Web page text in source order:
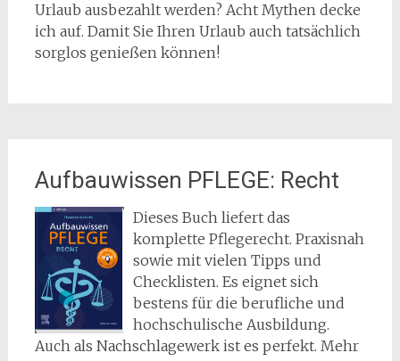
Urlaub ausbezahlt werden? Acht Mythen decke
ich auf. Damit Sie Ihren Urlaub auch tatsächlich
sorglos genießen können!
Aufbauwissen PFLEGE: Recht
Dieses Buch liefert das
komplette Pflegerecht. Praxisnah
sowie mit vielen Tipps und
Checklisten. Es eignet sich
bestens für die berufliche und
hochschulische Ausbildung.
Auch als Nachschlagewerk ist es perfekt. Mehr